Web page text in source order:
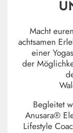
Macht
achtsamen
einer
der
Begleitet
Anusara®
Lifestyle